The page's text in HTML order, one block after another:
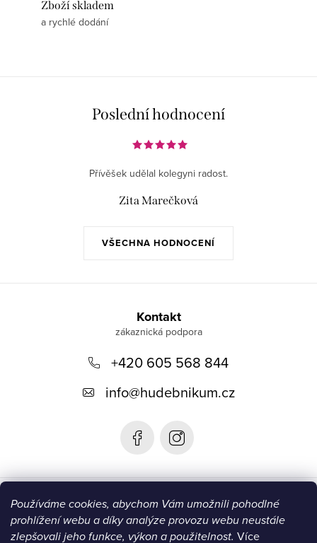
Používáme cookies, abychom Vám umožnili pohodlné
prohlížení webu a díky analýze provozu webu neustále
zlepšovali jeho funkce, výkon a použitelnost. Více
Zboží skladem
a rychlé dodání
Poslední hodnocení
VŠECHNA HODNOCENÍ
Přívěšek udělal kolegyni radost.
Zita Marečková
Kontakt
+420 605 568 844
info@hudebnikum.cz
Informace
Blog